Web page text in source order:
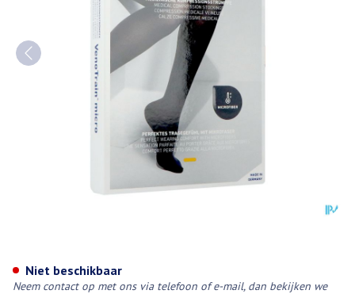
Niet beschikbaar
Neem contact op met ons via telefoon of e-mail, dan bekijken we